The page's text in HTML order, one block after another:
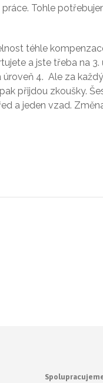
Tohle
téhle
a jste třeba na 3.
4. Ale za
přijdou zkoušky.
a jeden vzad.